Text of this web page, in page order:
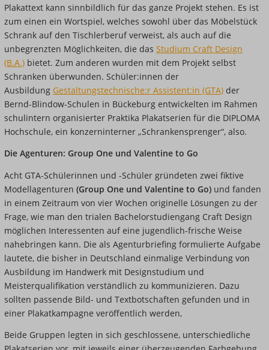
Plakattext kann sinnbildlich für das ganze Projekt stehen. Es ist
zum einen ein Wortspiel, welches sowohl über das Möbelstück
Schrank auf den Tischlerberuf verweist, als auch auf die
unbegrenzten Möglichkeiten, die das Studium Craft Design
(B.A.) bietet. Zum anderen wurden mit dem Projekt selbst
Schranken überwunden. Schüler:innen der
Ausbildung Gestaltungstechnische:r Assistent:in (GTA) der
Bernd-Blindow-Schulen in Bückeburg entwickelten im Rahmen
schulintern organisierter Praktika Plakatserien für die DIPLOMA
Hochschule, ein konzerninterner „Schrankensprenger“, also.
Die Agenturen: Group One und Valentine to Go
Acht GTA-Schülerinnen und -Schüler gründeten zwei fiktive
Modellagenturen (Group One und Valentine to Go) und fanden
in einem Zeitraum von vier Wochen originelle Lösungen zu der
Frage, wie man den trialen Bachelorstudiengang Craft Design
möglichen Interessenten auf eine jugendlich-frische Weise
nahebringen kann. Die als Agenturbriefing formulierte Aufgabe
lautete, die bisher in Deutschland einmalige Verbindung von
Ausbildung im Handwerk mit Designstudium und
Meisterqualifikation verständlich zu kommunizieren. Dazu
sollten passende Bild- und Textbotschaften gefunden und in
einer Plakatkampagne veröffentlich werden,
Beide Gruppen legten in sich geschlossene, unterschiedliche